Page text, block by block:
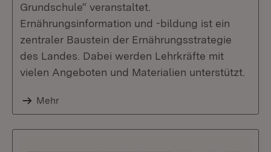
Grundschule“ veranstaltet.
Ernährungsinformation und -bildung ist ein
zentraler Baustein der Ernährungsstrategie
des Landes. Dabei werden Lehrkräfte mit
vielen Angeboten und Materialien unterstützt.
Mehr